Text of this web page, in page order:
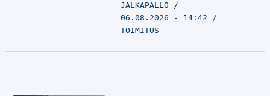
JALKAPALLO
06.08.2026 - 14:42
TOIMITUS